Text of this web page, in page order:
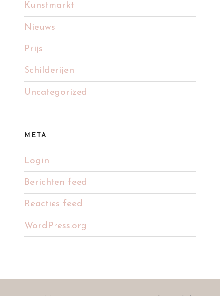
Kunstmarkt
Nieuws
Prijs
Schilderijen
Uncategorized
META
Login
Berichten feed
Reacties feed
WordPress.org